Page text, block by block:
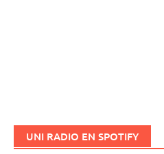
UNI RADIO EN SPOTIFY